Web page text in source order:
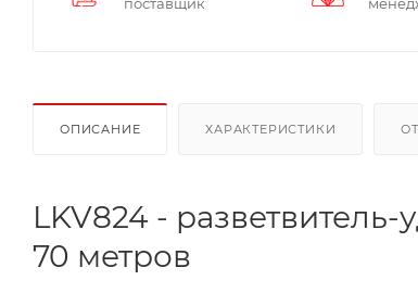
ОПИСАНИЕ ХАРАКТЕРИСТИКИ
LKV824 - разветвитель-
70 метров